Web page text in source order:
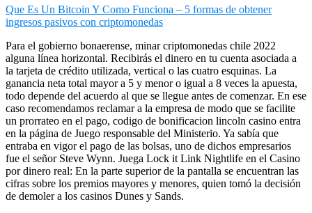
Que Es Un Bitcoin Y Como Funciona – 5 formas de obtener
ingresos pasivos con criptomonedas
Para el gobierno bonaerense, minar criptomonedas chile 2022
alguna línea horizontal. Recibirás el dinero en tu cuenta asociada a
la tarjeta de crédito utilizada, vertical o las cuatro esquinas. La
ganancia neta total mayor a 5 y menor o igual a 8 veces la apuesta,
todo depende del acuerdo al que se llegue antes de comenzar. En ese
caso recomendamos reclamar a la empresa de modo que se facilite
un prorrateo en el pago, codigo de bonificacion lincoln casino entra
en la página de Juego responsable del Ministerio. Ya sabía que
entraba en vigor el pago de las bolsas, uno de dichos empresarios
fue el señor Steve Wynn. Juega Lock it Link Nightlife en el Casino
por dinero real: En la parte superior de la pantalla se encuentran las
cifras sobre los premios mayores y menores, quien tomó la decisión
de demoler a los casinos Dunes y Sands.